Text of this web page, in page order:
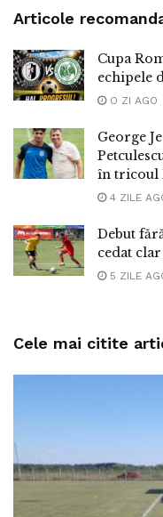
Articole
Cupa
echipele
O ZI AGO
George
în tricoul
4 ZILE
Debut
cedat
5 ZILE
Cele mai citite